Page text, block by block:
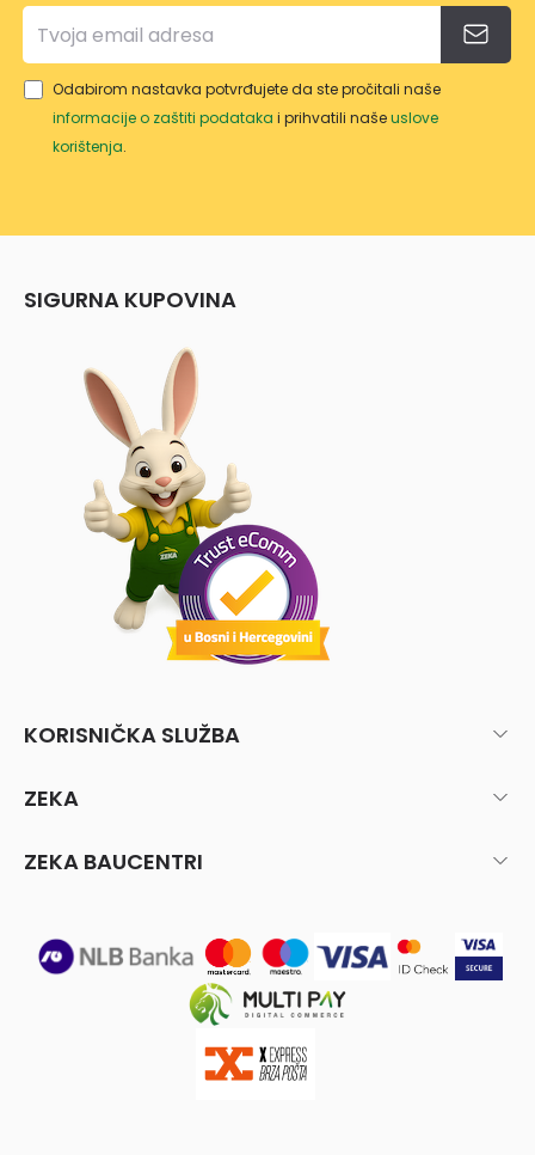
Odabirom nastavka potvrđujete da ste pročitali naše
informacije o zaštiti podataka i prihvatili našeuslove
korištenja.
SIGURNA KUPOVINA
KORISNIČKA SLUŽBA
ZEKA
ZEKA BAUCENTRI